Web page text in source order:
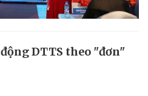
DTTS theo "đơn"